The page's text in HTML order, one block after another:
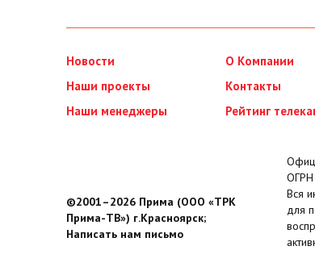
Новости
Наши проекты
Наши менеджеры
О Компании
Контакты
Рейтинг
©2001–2026 Прима (ООО «ТРК
Прима-ТВ») г.Красноярск;
Написать нам письмо
Вся
для